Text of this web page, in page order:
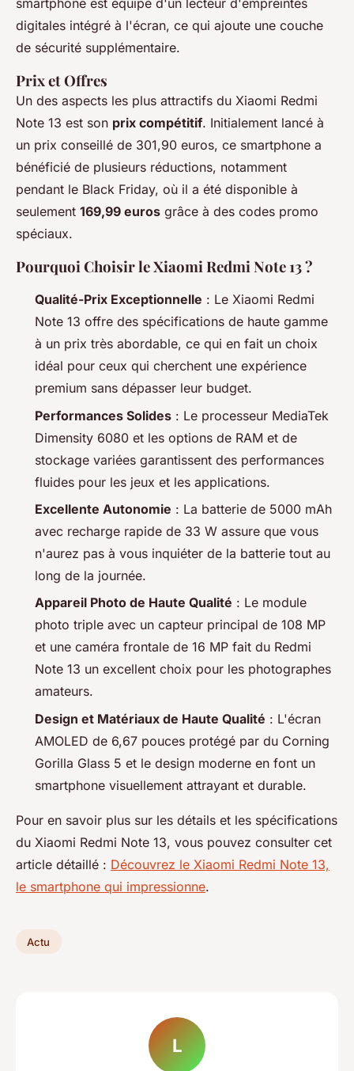
smartphone est équipé d'un lecteur d'empreintes
digitales intégré à l'écran, ce qui ajoute une couche
de sécurité supplémentaire.
Prix et Offres
Un des aspects les plus attractifs du Xiaomi Redmi
Note 13 est son prix compétitif. Initialement lancé à
un prix conseillé de 301,90 euros, ce smartphone a
bénéficié de plusieurs réductions, notamment
pendant le Black Friday, où il a été disponible à
seulement 169,99 euros grâce à des codes promo
spéciaux.
Pourquoi Choisir le Xiaomi Redmi Note 13 ?
Qualité-Prix Exceptionnelle : Le Xiaomi Redmi
Note 13 offre des spécifications de haute gamme
à un prix très abordable, ce qui en fait un choix
idéal pour ceux qui cherchent une expérience
premium sans dépasser leur budget.
Performances Solides : Le processeur MediaTek
Dimensity 6080 et les options de RAM et de
stockage variées garantissent des performances
fluides pour les jeux et les applications.
Excellente Autonomie : La batterie de 5000 mAh
avec recharge rapide de 33 W assure que vous
n'aurez pas à vous inquiéter de la batterie tout au
long de la journée.
Appareil Photo de Haute Qualité : Le module
photo triple avec un capteur principal de 108 MP
et une caméra frontale de 16 MP fait du Redmi
Note 13 un excellent choix pour les photographes
amateurs.
Design et Matériaux de Haute Qualité : L'écran
AMOLED de 6,67 pouces protégé par du Corning
Gorilla Glass 5 et le design moderne en font un
smartphone visuellement attrayant et durable.
Pour en savoir plus sur les détails et les spécifications
du Xiaomi Redmi Note 13, vous pouvez consulter cet
article détaillé : Découvrez le Xiaomi Redmi Note 13,
le smartphone qui impressionne.
Actu
L